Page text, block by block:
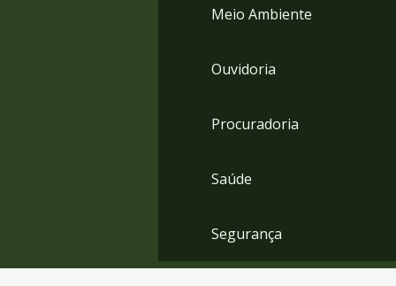
Meio Ambiente
Ouvidoria
Procuradoria
Saúde
Segurança